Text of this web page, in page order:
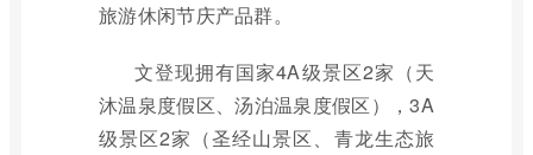
旅游休闲节庆产品群。
文登现拥有国家4A级景区2家（天
沐温泉度假区、汤泊温泉度假区），3A
级景区2家（圣经山景区、青龙生态旅